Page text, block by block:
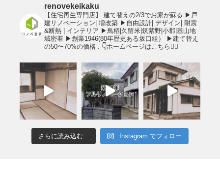
renovekeikaku
【住宅再生専門店】 建て替えの2/3でお家が蘇る ▶︎戸
建リノベーション| 増改築 ▶︎自由設計| デザイン| 耐震
&断熱 | インテリア ▶︎鳥栖|久留米|筑紫野|小郡|基山地
域密着 ▶︎創業1946(80年歴史ある坂口組）
▶︎建て替え
の50〜70%の価格
👇ホームページはこちら💁‍♂️
さらに読み込む... Instagram でフォロー